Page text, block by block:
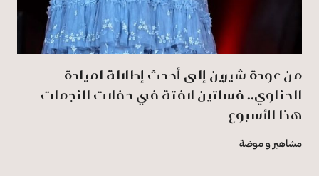
من عودة شيرين إلى أحدث إطلالة لميادة
الحناوي.. فساتين لافتة في حفلات النجمات
هذا الأسبوع
مشاهير و موضة